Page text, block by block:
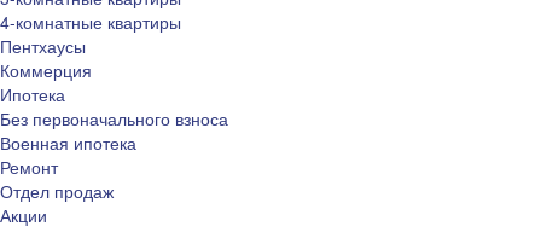
4-комнатные квартиры
Пентхаусы
Коммерция
Ипотека
Без первоначального взноса
Военная ипотека
Ремонт
Отдел продаж
Акции